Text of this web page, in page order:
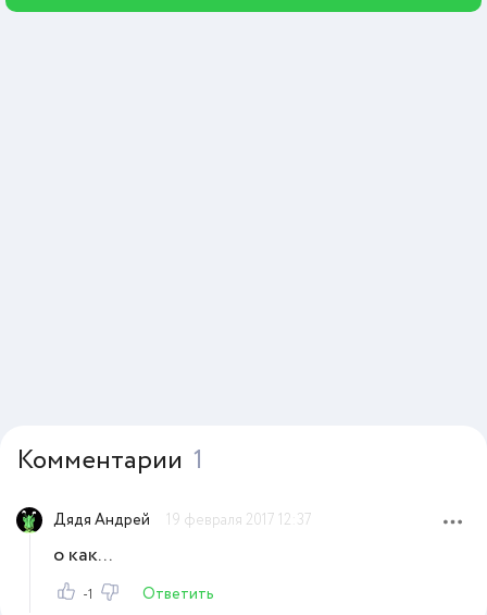
Комментарии 1
Дядя Андрей 19 февраля 2017 12:37
о как...
-1 Ответить